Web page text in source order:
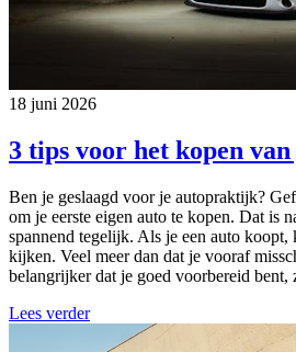
18 juni 2026
3 tips voor het kopen
Ben je geslaagd voor je autopraktijk?
om je eerste eigen auto te kopen. Dat is
spannend tegelijk. Als je een auto
kijken. Veel meer dan dat je vooraf
belangrijker dat je goed voorbereid
Lees verder